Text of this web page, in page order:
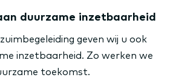
duurzame inzetbaarheid
geven wij u ook
inzetbaarheid. Zo werken we
toekomst.